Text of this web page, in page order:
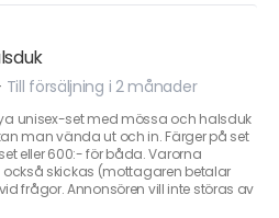
Till försäljning i 2 månader
unisex-set med mössa och halsduk
man vända ut och in. Färger på set
eller 600:- för båda. Varorna
skickas (mottagaren betalar
frågor. Annonsören vill inte störas av